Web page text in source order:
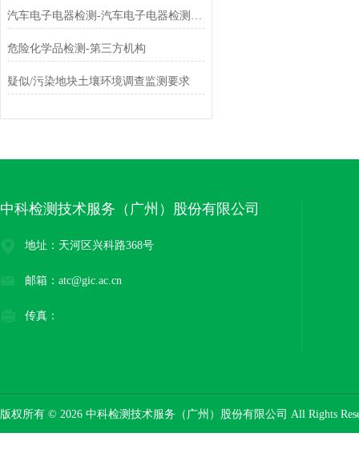
汽车电子电器检测-汽车电子电器检测方法-汽车电子电器检测标准
危险化学品检测-第三方机构
疑似/污染地块土壤环境调查监测要求
中科检测技术服务（广州）股份有限公司
地址：天河区兴科路368号
邮箱：atc@gic.ac.cn
传真：
版权所有 © 2026 中科检测技术服务（广州）股份有限公司 All Rights